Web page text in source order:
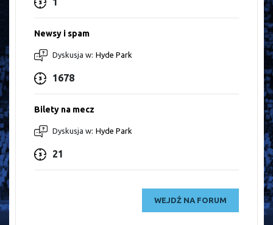
Newsy i spam
Dyskusja w: Hyde Park
1678
Bilety na mecz
Dyskusja w: Hyde Park
21
WEJDŹ NA FORUM